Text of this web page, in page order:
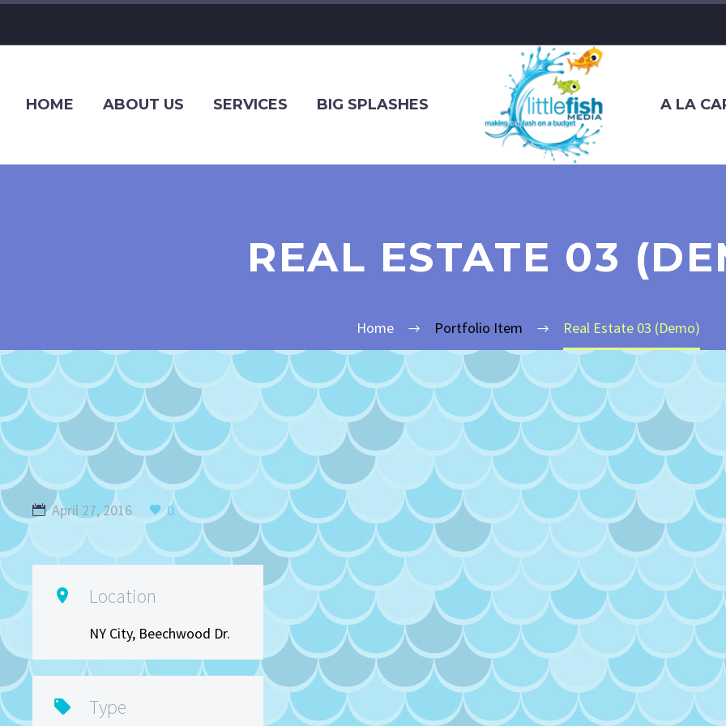
HOME ABOUT US SERVICES BIG SPLASHES A LA
REAL ESTATE 03
Home Portfolio Item Real Estate 03 (Demo)
April 27, 2016 0
 Location
NY City, Beechwood Dr.
 Type